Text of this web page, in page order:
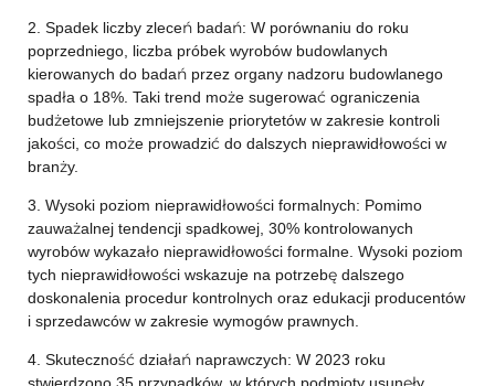
2. Spadek liczby zleceń badań: W porównaniu do roku
poprzedniego, liczba próbek wyrobów budowlanych
kierowanych do badań przez organy nadzoru budowlanego
spadła o 18%. Taki trend może sugerować ograniczenia
budżetowe lub zmniejszenie priorytetów w zakresie kontroli
jakości, co może prowadzić do dalszych nieprawidłowości w
branży.
3. Wysoki poziom nieprawidłowości formalnych: Pomimo
zauważalnej tendencji spadkowej, 30% kontrolowanych
wyrobów wykazało nieprawidłowości formalne. Wysoki poziom
tych nieprawidłowości wskazuje na potrzebę dalszego
doskonalenia procedur kontrolnych oraz edukacji producentów
i sprzedawców w zakresie wymogów prawnych.
4. Skuteczność działań naprawczych: W 2023 roku